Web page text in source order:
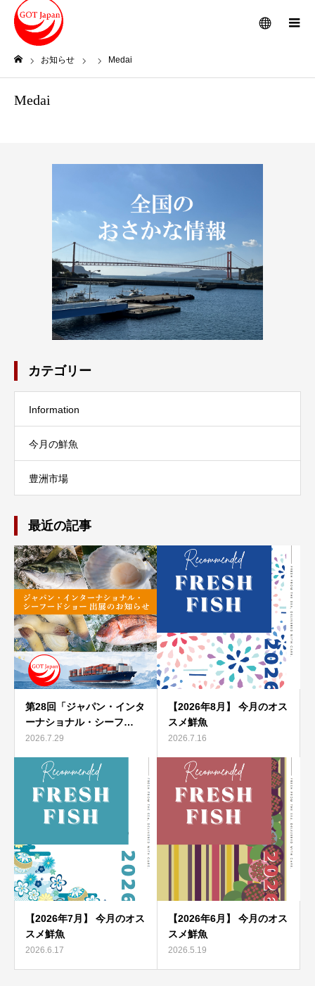
メニュー
お知らせ Medai
Medai
カテゴリー
Information
今月の鮮魚
豊洲市場
最近の記事
第28回「ジャパン・インタ
ーナショナル・シーフ…
2026.7.29
【2026年8月】 今月のオス
スメ鮮魚
2026.7.16
【2026年7月】 今月のオス
スメ鮮魚
2026.6.17
【2026年6月】 今月のオス
スメ鮮魚
2026.5.19